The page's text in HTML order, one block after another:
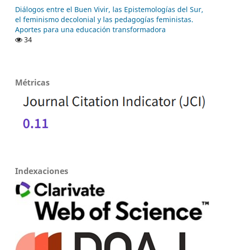
Diálogos entre el Buen Vivir, las Epistemologías del Sur,
el feminismo decolonial y las pedagogías feministas.
Aportes para una educación transformadora
34
Métricas
Indexaciones